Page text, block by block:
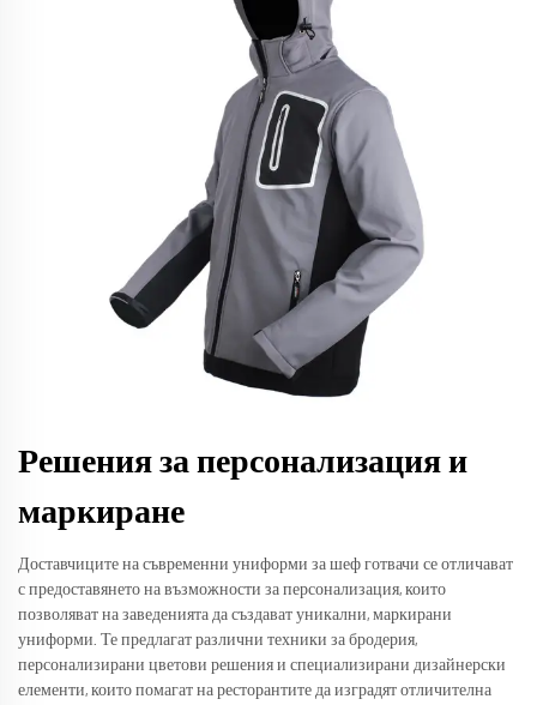
Решения за персонализация и
маркиране
Доставчиците на съвременни униформи за шеф готвачи се отличават
с предоставянето на възможности за персонализация, които
позволяват на заведенията да създават уникални, маркирани
униформи. Те предлагат различни техники за бродерия,
персонализирани цветови решения и специализирани дизайнерски
елементи, които помагат на ресторантите да изградят отличителна